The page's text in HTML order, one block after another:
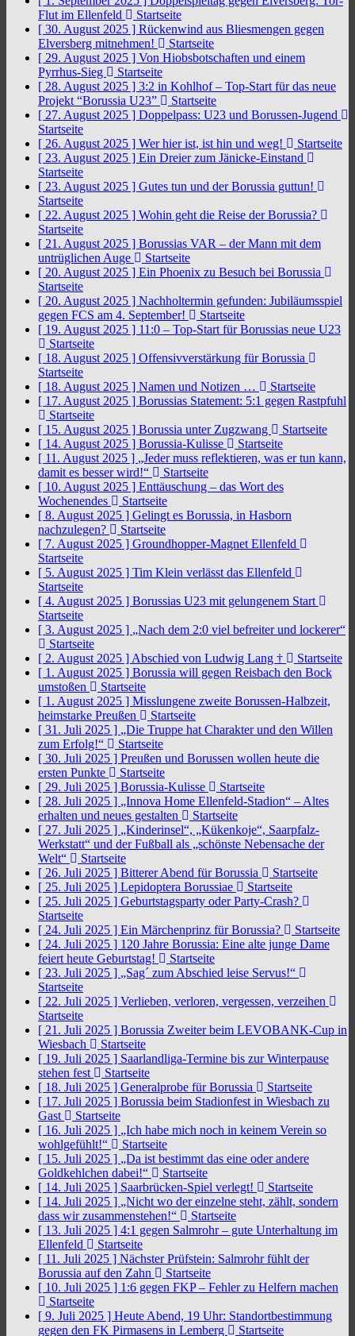
Flut im Ellenfeld
Startseite
[ 30. August 2025 ] Rückenwind aus Bliesmengen gegen
Elversberg mitnehmen!
Startseite
[ 29. August 2025 ] Von Hiobsbotschaften und einem
Pyrrhus-Sieg
Startseite
[ 28. August 2025 ] 3:2 in Kohlhof – Top-Start für das neue
Projekt “Borussia U23”
Startseite
[ 27. August 2025 ] Doppelpass: U23 und Borussen-Jugend
Startseite
[ 26. August 2025 ] Wer hier ist, ist hin und weg!
Startseite
[ 23. August 2025 ] Ein Dreier zum Jänicke-Einstand
Startseite
[ 23. August 2025 ] Gutes tun und der Borussia guttun!
Startseite
[ 22. August 2025 ] Wohin geht die Reise der Borussia?
Startseite
[ 21. August 2025 ] Borussias VAR – der Mann mit dem
untrüglichen Auge
Startseite
[ 20. August 2025 ] Ein Phoenix zu Besuch bei Borussia
Startseite
[ 20. August 2025 ] Nachholtermin gefunden: Jubiläumsspiel
gegen FCS am 4. September!
Startseite
[ 19. August 2025 ] 11:0 – Top-Start für Borussias neue U23
Startseite
[ 18. August 2025 ] Offensivverstärkung für Borussia
Startseite
[ 18. August 2025 ] Namen und Notizen …
Startseite
[ 17. August 2025 ] Borussias Statement: 5:1 gegen Rastpfuhl
Startseite
[ 15. August 2025 ] Borussia unter Zugzwang
Startseite
[ 14. August 2025 ] Borussia-Kulisse
Startseite
[ 11. August 2025 ] „Jeder muss reflektieren, was er tun kann,
damit es besser wird!“
Startseite
[ 10. August 2025 ] Enttäuschung – das Wort des
Wochenendes
Startseite
[ 8. August 2025 ] Gelingt es Borussia, in Hasborn
nachzulegen?
Startseite
[ 7. August 2025 ] Groundhopper-Magnet Ellenfeld
Startseite
[ 5. August 2025 ] Tim Klein verlässt das Ellenfeld
Startseite
[ 4. August 2025 ] Borussias U23 mit gelungenem Start
Startseite
[ 3. August 2025 ] „Nach dem 2:0 viel befreiter und lockerer“
Startseite
[ 2. August 2025 ] Abschied von Ludwig Lang †
Startseite
[ 1. August 2025 ] Borussia will gegen Reisbach den Bock
umstoßen
Startseite
[ 1. August 2025 ] Misslungene zweite Borussen-Halbzeit,
heimstarke Preußen
Startseite
[ 31. Juli 2025 ] „Die Truppe hat Charakter und den Willen
zum Erfolg!“
Startseite
[ 30. Juli 2025 ] Preußen und Borussen wollen heute die
ersten Punkte
Startseite
[ 29. Juli 2025 ] Borussia-Kulisse
Startseite
[ 28. Juli 2025 ] „Innova Home Ellenfeld-Stadion“ – Altes
erhalten und neues gestalten
Startseite
[ 27. Juli 2025 ] „Kinderinsel“, „Kükenkoje“, Saarpfalz-
Werkstatt“ und der Fußball als „schönste Nebensache der
Welt“
Startseite
[ 26. Juli 2025 ] Bitterer Abend für Borussia
Startseite
[ 25. Juli 2025 ] Lepidoptera Borussiae
Startseite
[ 25. Juli 2025 ] Geburtstagsparty oder Party-Crash?
Startseite
[ 24. Juli 2025 ] Ein Märchenprinz für Borussia?
Startseite
[ 24. Juli 2025 ] 120 Jahre Borussia: Eine alte junge Dame
feiert heute Geburtstag!
Startseite
[ 23. Juli 2025 ] „Sag´ zum Abschied leise Servus!“
Startseite
[ 22. Juli 2025 ] Verlieben, verloren, vergessen, verzeihen
Startseite
[ 21. Juli 2025 ] Borussia Zweiter beim LEVOBANK-Cup in
Wiesbach
Startseite
[ 19. Juli 2025 ] Saarlandliga-Termine bis zur Winterpause
stehen fest
Startseite
[ 18. Juli 2025 ] Generalprobe für Borussia
Startseite
[ 17. Juli 2025 ] Borussia beim Stadionfest in Wiesbach zu
Gast
Startseite
[ 16. Juli 2025 ] „Ich habe mich noch in keinem Verein so
wohlgefühlt!“
Startseite
[ 15. Juli 2025 ] „Da ist bestimmt das eine oder andere
Goldkehlchen dabei!“
Startseite
[ 14. Juli 2025 ] Saarbrücken-Spiel verlegt!
Startseite
[ 14. Juli 2025 ] „Nicht wo der einzelne steht, zählt, sondern
dass wir zusammenstehen!“
Startseite
[ 13. Juli 2025 ] 4:1 gegen Salmrohr – gute Unterhaltung im
Ellenfeld
Startseite
[ 11. Juli 2025 ] Nächster Prüfstein: Salmrohr fühlt der
Borussia auf den Zahn
Startseite
[ 10. Juli 2025 ] 1:6 gegen FKP – Fehler zu Helfern machen
Startseite
[ 9. Juli 2025 ] Heute Abend, 19 Uhr: Standortbestimmung
gegen den FK Pirmasens in Lemberg
Startseite